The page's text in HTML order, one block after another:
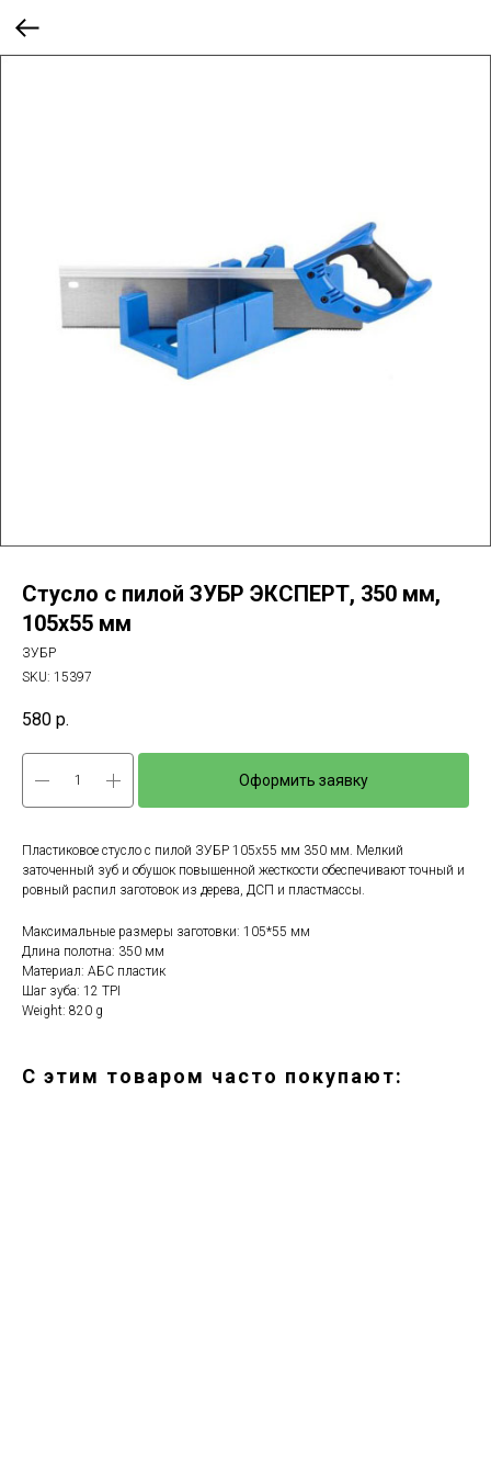
Стусло с пилой ЗУБР ЭКСПЕРТ, 350 мм,
105х55 мм
ЗУБР
SKU: 15397
580 р.
Оформить заявку
Пластиковое стусло с пилой ЗУБР 105х55 мм 350 мм. Мелкий
заточенный зуб и обушок повышенной жесткости обеспечивают точный и
ровный распил заготовок из дерева, ДСП и пластмассы.
Максимальные размеры заготовки: 105*55 мм
Длина полотна: 350 мм
Материал: АБС пластик
Шаг зуба: 12 TPI
Weight: 820 g
С этим товаром часто покупают: